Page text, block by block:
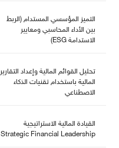
التميز المؤسسي المستدام (الربط
بين الأداء المحاسبي ومعايير
الاستدامة ESG)
تحليل القوائم المالية وإعداد التقارير
المالية باستخدام تقنيات الذكاء
الاصطناعي
القيادة المالية الاستراتيجية
Strategic Financial Leadership